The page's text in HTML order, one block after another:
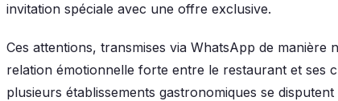
invitation spéciale avec une offre exclusive.
Ces attentions, transmises via WhatsApp de
relation émotionnelle forte entre le restaurant et ses
plusieurs établissements gastronomiques se